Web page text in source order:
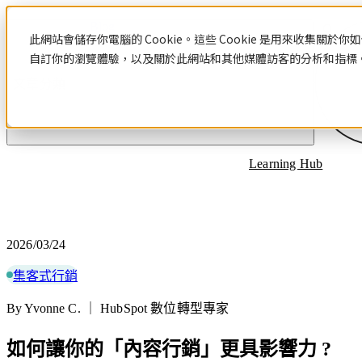
此網站會儲存你電腦的 Cookie。這些 Cookie 是用來收集關於你
自訂你的瀏覽體驗，以及關於此網站和其他媒體訪客的分析和指
Learning Hub
2026/03/24
集客式行銷
By Yvonne C. ｜ HubSpot 數位轉型專家
如何讓你的「內容行銷」更具影響力 ?